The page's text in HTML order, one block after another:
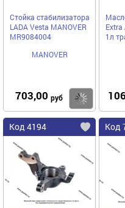
Стойка стабилизатора
LADA Vesta MANOVER
MR9084004
MANOVER
703,00 руб
Extra
1л
Код 4194 Код